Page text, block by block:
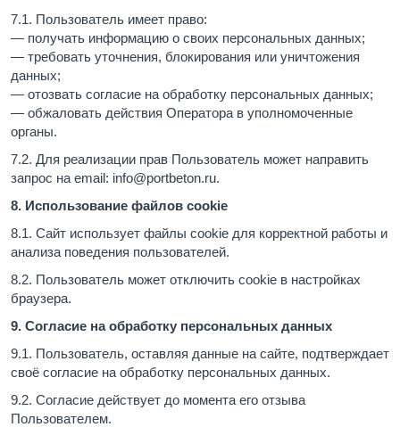
7.1. Пользователь имеет право:
— получать информацию о своих персональных данных;
— требовать уточнения, блокирования или уничтожения
данных;
— отозвать согласие на обработку персональных данных;
— обжаловать действия Оператора в уполномоченные
органы.
7.2. Для реализации прав Пользователь может направить
запрос на email: info@portbeton.ru.
8. Использование файлов cookie
8.1. Сайт использует файлы cookie для корректной работы и
анализа поведения пользователей.
8.2. Пользователь может отключить cookie в настройках
браузера.
9. Согласие на обработку персональных данных
9.1. Пользователь, оставляя данные на сайте, подтверждает
своё согласие на обработку персональных данных.
9.2. Согласие действует до момента его отзыва
Пользователем.